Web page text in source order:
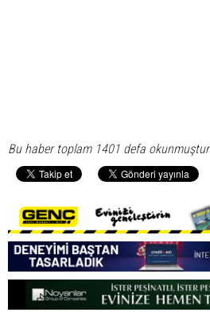
Bu haber toplam 1401 defa okunmuştur